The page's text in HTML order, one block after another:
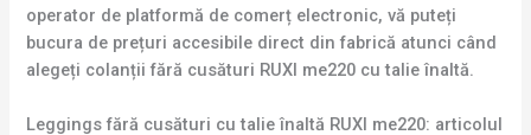
operator de platformă de comerț electronic, vă puteți
bucura de prețuri accesibile direct din fabrică atunci când
alegeți colanții fără cusături RUXI me220 cu talie înaltă.
Leggings fără cusături cu talie înaltă RUXI me220: articolul